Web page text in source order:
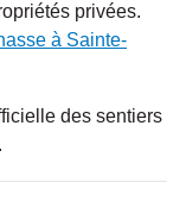
privées.
à Sainte-
des sentiers